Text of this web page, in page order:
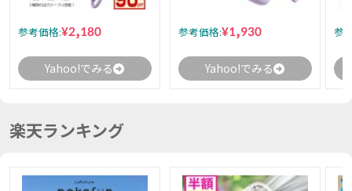
参考価格:¥2,180
Yahoo!でみる
参考価格:¥1,930
Yahoo!でみる
参
楽天ランキング